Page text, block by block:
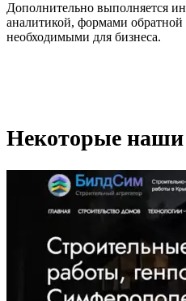
Дополнительно выполняется
аналитикой, формами
необходимыми для бизнеса.
Некоторые